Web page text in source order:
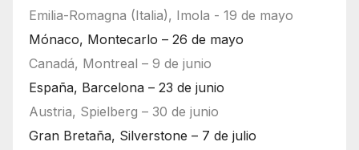
Emilia-Romagna (Italia), Imola - 19 de mayo
Mónaco, Montecarlo – 26 de mayo
Canadá, Montreal – 9 de junio
España, Barcelona – 23 de junio
Austria, Spielberg – 30 de junio
Gran Bretaña, Silverstone – 7 de julio